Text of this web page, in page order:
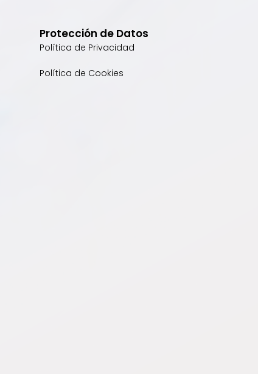
Protección de Datos
Política de Privacidad
Política de Cookies